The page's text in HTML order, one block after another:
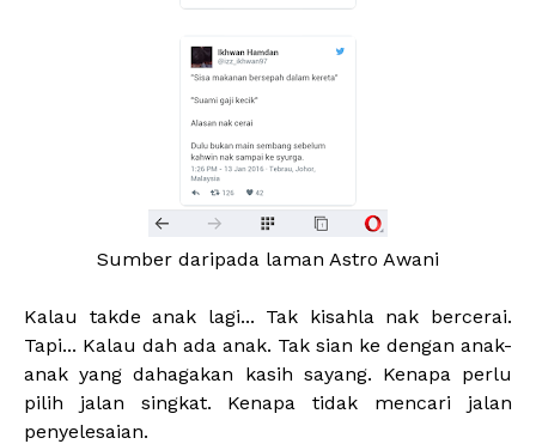
Sumber daripada laman Astro Awani
Kalau takde anak lagi... Tak kisahla nak bercerai.
Tapi... Kalau dah ada anak. Tak sian ke dengan anak-
anak yang dahagakan kasih sayang. Kenapa perlu
pilih jalan singkat. Kenapa tidak mencari jalan
penyelesaian.